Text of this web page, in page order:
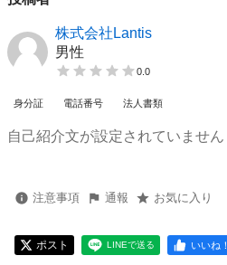
株式会社Lantis
男性
0.0
身分証 電話番号 法人書類
自己紹介文が設定されていません
注意事項 通報 お気に入り
ポスト LINEで送る いいね！